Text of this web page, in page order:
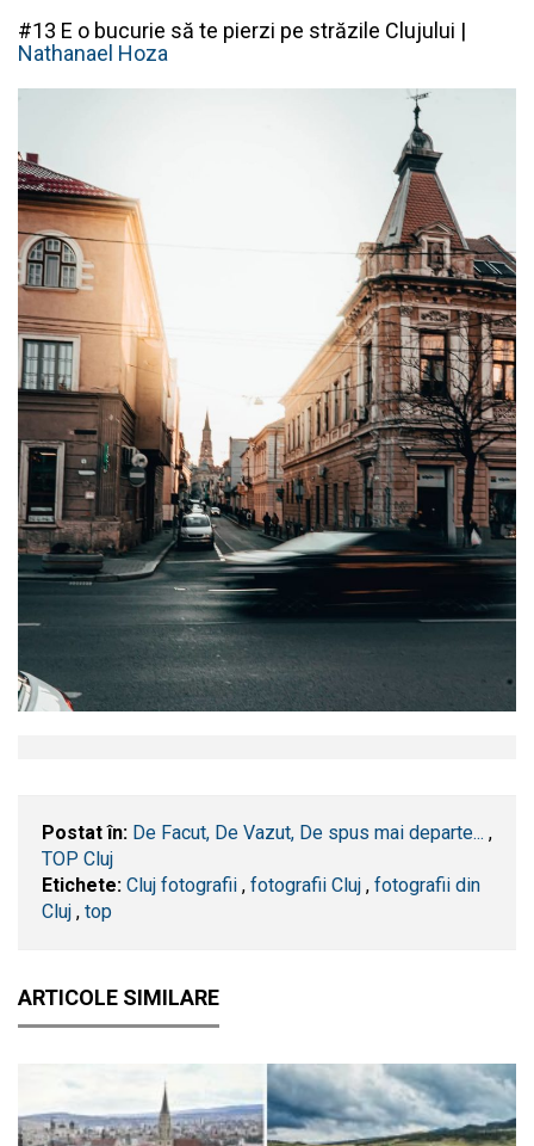
#13 E o bucurie să te pierzi pe străzile Clujului |
Nathanael Hoza
Postat în: De Facut, De Vazut, De spus mai departe... ,
TOP Cluj
Etichete: Cluj fotografii , fotografii Cluj , fotografii din
Cluj , top
ARTICOLE SIMILARE